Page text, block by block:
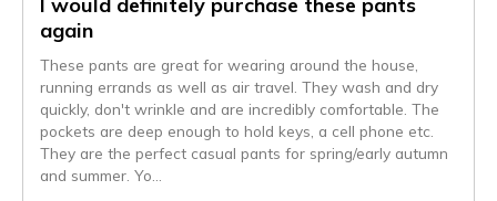
again
These pants are great for wearing around the house,
running errands as well as air travel. They wash and dry
quickly, don't wrinkle and are incredibly comfortable. The
pockets are deep enough to hold keys, a cell phone etc.
They are the perfect casual pants for spring/early autumn
and summer. Yo